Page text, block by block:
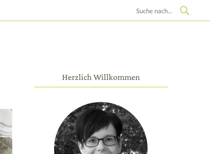
Suche
Herzlich Willkommen